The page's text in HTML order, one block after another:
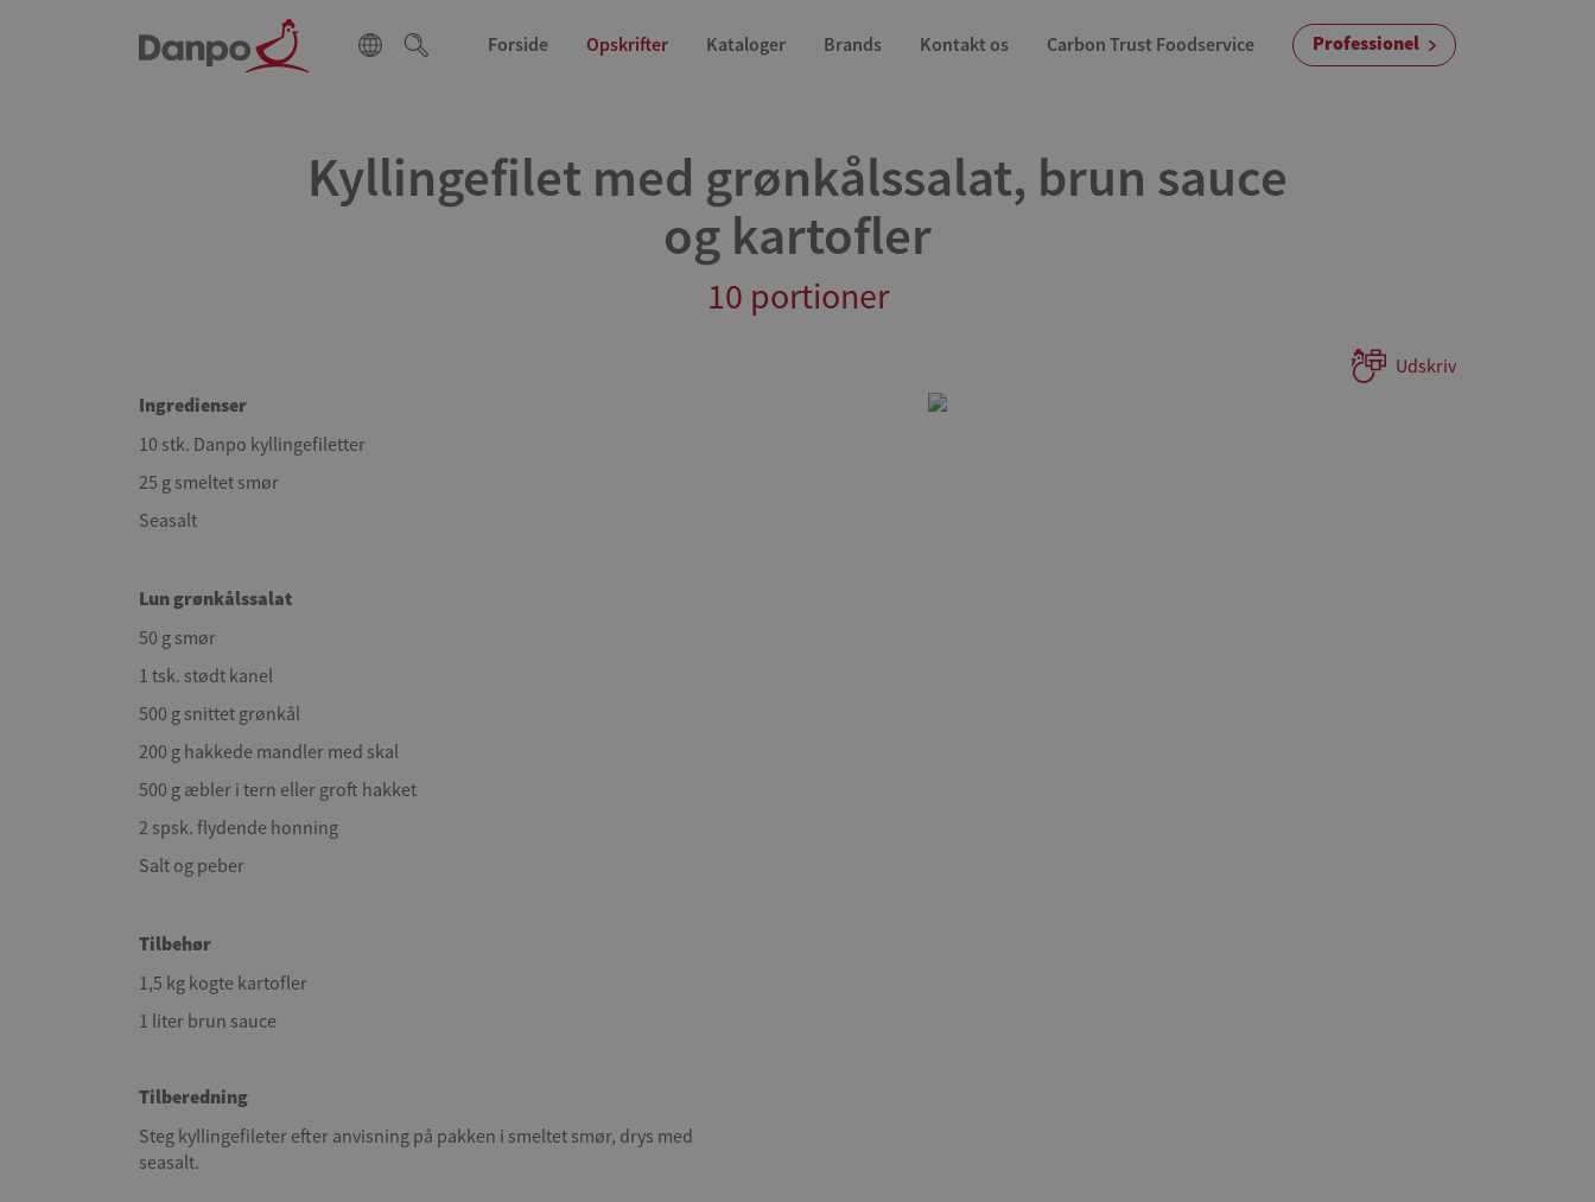
Forside Opskrifter Kataloger Brands Kontakt os Carbon Trust Foodservice Professionel
Kyllingefilet med grønkålssalat, brun sauce
og kartofler
10 portioner
Udskriv
Ingredienser
10 stk. Danpo kyllingefiletter
25 g smeltet smør
Seasalt
Lun grønkålssalat
50 g smør
1 tsk. stødt kanel
500 g snittet grønkål
200 g hakkede mandler med skal
500 g æbler i tern eller groft hakket
2 spsk. flydende honning
Salt og peber
Tilbehør
1,5 kg kogte kartofler
1 liter brun sauce
Tilberedning
Steg kyllingefileter efter anvisning på pakken i smeltet smør, drys med
seasalt.